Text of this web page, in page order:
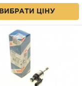
ВИБРАТИ ЦІНУ